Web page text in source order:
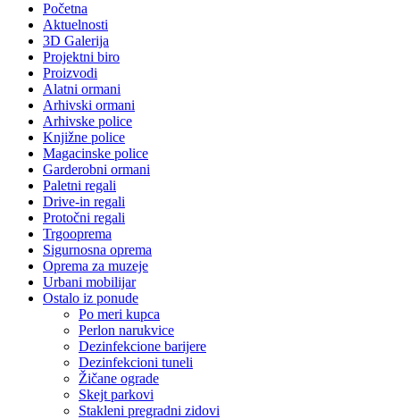
Početna
Aktuelnosti
3D Galerija
Projektni biro
Proizvodi
Alatni ormani
Arhivski ormani
Arhivske police
Knjižne police
Magacinske police
Garderobni ormani
Paletni regali
Drive-in regali
Protočni regali
Trgooprema
Sigurnosna oprema
Oprema za muzeje
Urbani mobilijar
Ostalo iz ponude
Po meri kupca
Perlon narukvice
Dezinfekcione barijere
Dezinfekcioni tuneli
Žičane ograde
Skejt parkovi
Stakleni pregradni zidovi